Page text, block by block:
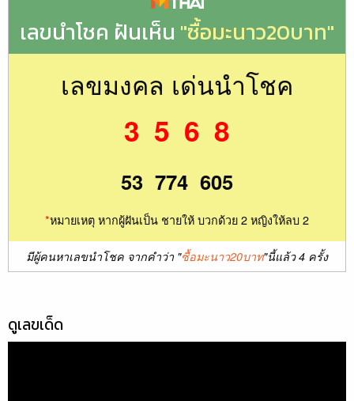
เลขนำโชค ฝันเห็น "ซื้อมะนาว20บาท"
เลขมงคล เด่นนำโชค
3 5 6 8
53 774 605
*หมายเหตุ หากผู้ฝันเป็น ชายให้ บวกด้วย 2 หญิงให้ลบ 2
มีผู้คนหาเลขนำโชค จากคำว่า "ซื้อมะนาว20บาท"นี้แล้ว 4 ครั้ง
ดูเลขเด็ด